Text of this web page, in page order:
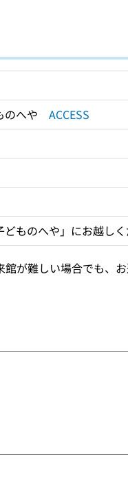
のへや ACCESS
ものへや」にお越しく
が難しい場合でも、